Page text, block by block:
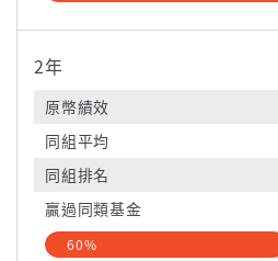
2年
原幣績效
同組平均
同組排名
贏過同類基金
60%